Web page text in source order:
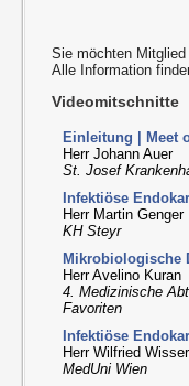
Sie möchten Mitglied
Alle Information
Videomitschnitte
Einleitung | Meet
Herr Johann Auer
St. Josef
Infektiöse
Herr Martin Genger
KH Steyr
Mikrobiologische
Herr Avelino Kuran
4. Medizinische
Favoriten
Infektiöse
Herr Wilfried Wisser
MedUni Wien